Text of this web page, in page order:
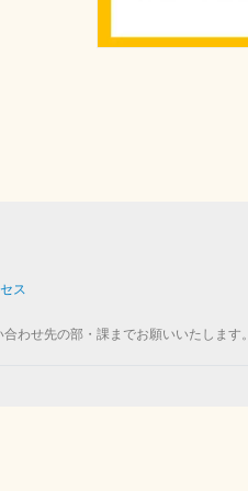
ス
わせ先の部・課までお願いいたします。